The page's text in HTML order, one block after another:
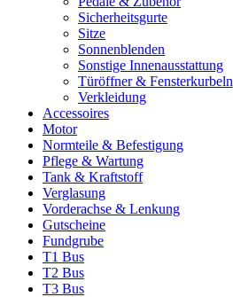
Sicherheitsgurte
Sitze
Sonnenblenden
Sonstige Innenausstattung
Türöffner & Fensterkurbeln
Verkleidung
Accessoires
Motor
Normteile & Befestigung
Pflege & Wartung
Tank & Kraftstoff
Verglasung
Vorderachse & Lenkung
Gutscheine
Fundgrube
T1 Bus
T2 Bus
T3 Bus